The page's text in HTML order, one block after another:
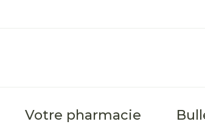
Votre pharmacie